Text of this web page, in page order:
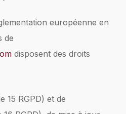
européenne en
de
disposent des droits
15 RGPD) et de